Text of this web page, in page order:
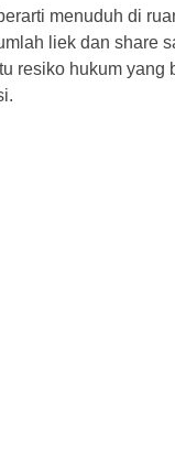
menuduh di
liek dan share
resiko hukum yang